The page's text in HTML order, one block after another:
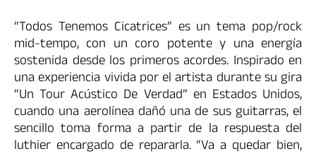
“Todos Tenemos Cicatrices” es un tema pop/rock
mid-tempo, con un coro potente y una energía
sostenida desde los primeros acordes. Inspirado en
una experiencia vivida por el artista durante su gira
“Un Tour Acústico De Verdad” en Estados Unidos,
cuando una aerolínea dañó una de sus guitarras, el
sencillo toma forma a partir de la respuesta del
luthier encargado de repararla. “Va a quedar bien,